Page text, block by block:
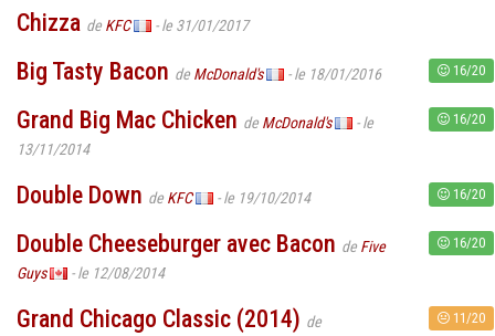
Chizza de KFC - le 31/01/2017
Big Tasty Bacon de McDonald's - le 18/01/2016 16/20
Grand Big Mac Chicken de McDonald's
- le
13/11/2014
16/20
Double Down de KFC - le 19/10/2014 16/20
Double Cheeseburger avec Bacon de Five
Guys
- le 12/08/2014
16/20
Grand Chicago Classic (2014) de
11/20